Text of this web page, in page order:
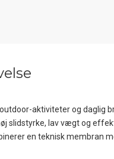
aktiviteter og daglig
slidstyrke, lav vægt og
en teknisk membran